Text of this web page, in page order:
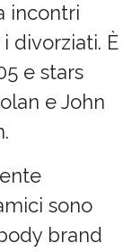
incontri
divorziati. È
e stars
e John
sono
brand